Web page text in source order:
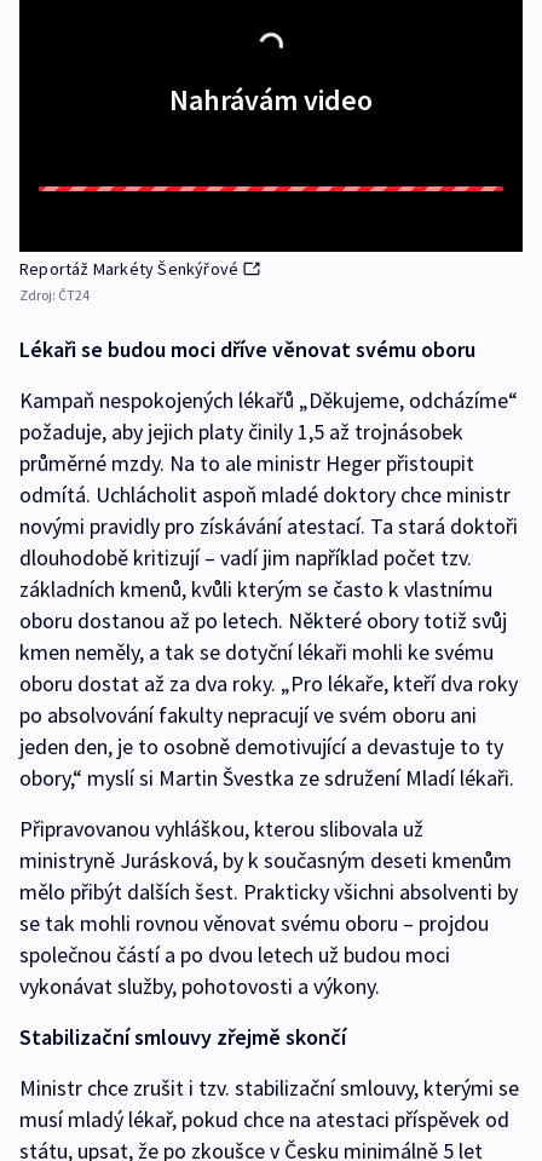
Nahrávám video
Reportáž Markéty Šenkýřové
Zdroj: ČT24
Lékaři se budou moci dříve věnovat svému oboru
Kampaň nespokojených lékařů „Děkujeme, odcházíme“
požaduje, aby jejich platy činily 1,5 až trojnásobek
průměrné mzdy. Na to ale ministr Heger přistoupit
odmítá. Uchlácholit aspoň mladé doktory chce ministr
novými pravidly pro získávání atestací. Ta stará doktoři
dlouhodobě kritizují – vadí jim například počet tzv.
základních kmenů, kvůli kterým se často k vlastnímu
oboru dostanou až po letech. Některé obory totiž svůj
kmen neměly, a tak se dotyční lékaři mohli ke svému
oboru dostat až za dva roky. „Pro lékaře, kteří dva roky
po absolvování fakulty nepracují ve svém oboru ani
jeden den, je to osobně demotivující a devastuje to ty
obory,“ myslí si Martin Švestka ze sdružení Mladí lékaři.
Připravovanou vyhláškou, kterou slibovala už
ministryně Jurásková, by k současným deseti kmenům
mělo přibýt dalších šest. Prakticky všichni absolventi by
se tak mohli rovnou věnovat svému oboru – projdou
společnou částí a po dvou letech už budou moci
vykonávat služby, pohotovosti a výkony.
Stabilizační smlouvy zřejmě skončí
Ministr chce zrušit i tzv. stabilizační smlouvy, kterými se
musí mladý lékař, pokud chce na atestaci příspěvek od
státu, upsat, že po zkoušce v Česku minimálně 5 let